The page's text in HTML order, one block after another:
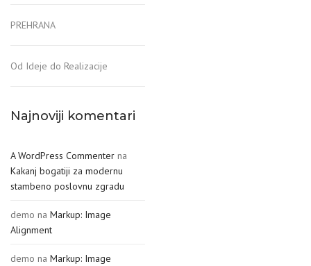
PREHRANA
Od Ideje do Realizacije
Najnoviji komentari
A WordPress Commenter na
Kakanj bogatiji za modernu
stambeno poslovnu zgradu
demo na Markup: Image
Alignment
demo na Markup: Image